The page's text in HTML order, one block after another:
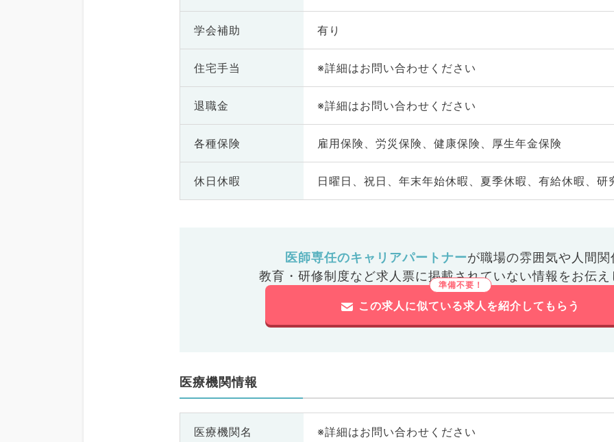
学会補助 有り
住宅手当 ※詳細はお問い合わせください
退職金 ※詳細はお問い合わせください
各種保険 雇用保険、労災保険、健康保険、厚生年金保険
休日休暇 日曜日、祝日、年末年始休暇、夏季休暇、有給休暇、研
医師専任のキャリアパートナーが職場の雰囲気や人間関
教育・研修制度など求人票に掲載されていない情報をお伝え
この求人に似ている求人を紹介してもらう
医療機関情報
医療機関名 ※詳細はお問い合わせください